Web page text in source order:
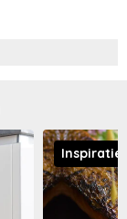
Inspiratie